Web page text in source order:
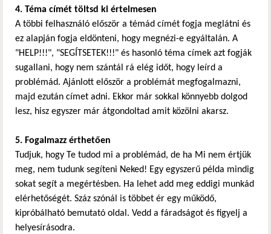
4. Téma címét töltsd ki értelmesen
A többi felhasználó először a témád címét fogja meglátni és
ez alapján fogja eldönteni, hogy megnézi-e egyáltalán. A
"HELP!!!", "SEGÍTSETEK!!!" és hasonló téma címek azt fogják
sugallani, hogy nem szántál rá elég időt, hogy leírd a
problémád. Ajánlott először a problémát megfogalmazni,
majd ezután címet adni. Ekkor már sokkal könnyebb dolgod
lesz, hisz egyszer már átgondoltad amit közölni akarsz.
5. Fogalmazz érthetően
Tudjuk, hogy Te tudod mi a problémád, de ha Mi nem értjük
meg, nem tudunk segíteni Neked! Egy egyszerű példa mindig
sokat segít a megértésben. Ha lehet add meg eddigi munkád
elérhetőségét. Száz szónál is többet ér egy működő,
kipróbálható bemutató oldal. Vedd a fáradságot és figyelj a
helyesírásodra.